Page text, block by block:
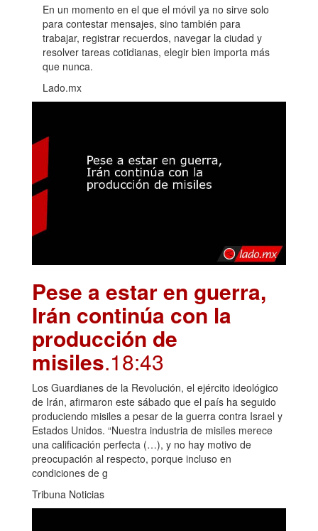
En un momento en el que el móvil ya no sirve solo
para contestar mensajes, sino también para
trabajar, registrar recuerdos, navegar la ciudad y
resolver tareas cotidianas, elegir bien importa más
que nunca.
Lado.mx
Pese a estar en guerra,
Irán continúa con la
producción de
misiles.18:43
Los Guardianes de la Revolución, el ejército ideológico
de Irán, afirmaron este sábado que el país ha seguido
produciendo misiles a pesar de la guerra contra Israel y
Estados Unidos. “Nuestra industria de misiles merece
una calificación perfecta (…), y no hay motivo de
preocupación al respecto, porque incluso en
condiciones de g
Tribuna Noticias